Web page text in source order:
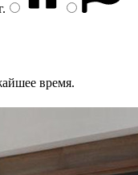
.
время.